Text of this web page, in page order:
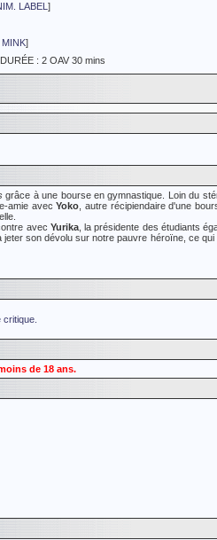
LABEL ]
]
: 2 OAV 30 mins
grâce à une bourse en gymnastique. Loin du
amie avecYoko , autre récipiendaire d'une
avec Yurika, la présidente des étudiants
son dévolu sur notre pauvre héroïne, ce
de 18 ans.